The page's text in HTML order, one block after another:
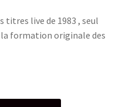
titres live de 1983 , seul
formation originale des